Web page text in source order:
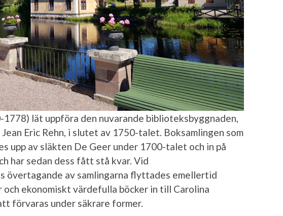
1778) lät uppföra den nuvarande biblioteksbyggnaden,
Eric Rehn, i slutet av 1750-talet. Boksamlingen som
upp av släkten De Geer under 1700-talet och in på
har sedan dess fått stå kvar. Vid
övertagande av samlingarna flyttades emellertid
ekonomiskt värdefulla böcker in till Carolina
förvaras under säkrare former.